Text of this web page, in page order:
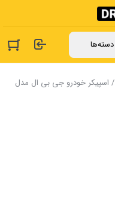
/ اسپیکر خودرو جی بی ال مدل